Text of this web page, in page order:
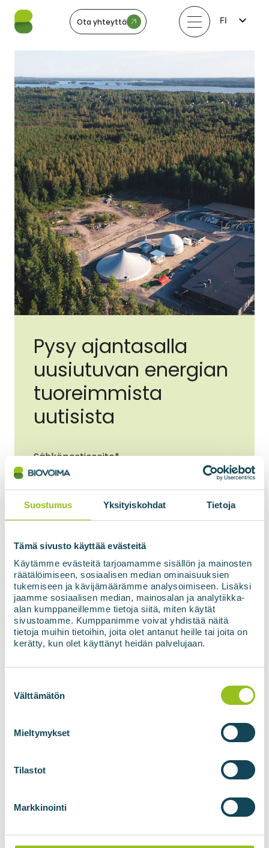
Suostumus Yksityiskohdat Tietoja
Tämä sivusto käyttää evästeitä
Käytämme evästeitä tarjoamamme sisällön ja mainosten
räätälöimiseen, sosiaalisen median ominaisuuksien
tukemiseen ja kävijämäärämme analysoimiseen. Lisäksi
jaamme sosiaalisen median, mainosalan ja analytiikka-
alan kumppaneillemme tietoja siitä, miten käytät
sivustoamme. Kumppanimme voivat yhdistää näitä
tietoja muihin tietoihin, joita olet antanut heille tai joita on
kerätty, kun olet käyttänyt heidän palvelujaan.
valinta
Välttämätön
Mieltymykset
Tilastot
Markkinointi
Ota yhteyttä
FI
SV
NO
Pysy ajantasalla
uusiutuvan energian
tuoreimmista
uutisista
Sähköpostiosoite*
Suostumus*
Hyväksyn tietosuojaselosteen mukaisen
Tilaa uutiskirje
Biokaasulaitokset
kaasunsiirtokontit
Kaasun paineistus